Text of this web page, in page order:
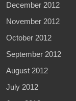
December 2012
November 2012
October 2012
September 2012
August 2012
July 2012